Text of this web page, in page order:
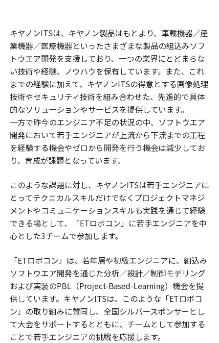
キヤノンITSは、キヤノン製品はもとより、車載機器／産
業機器／医療機器といったさまざまな製品の組込みソフ
トウエア開発を支援しており、一つの業界にとどまらな
い技術や経験、ノウハウを保有しています。また、これ
までの経験に加えて、キヤノンITSの得意とする画像処理
技術やセキュリティ技術を組み合わせた、先進的で具体
的なソリューションやサービスを提供しています。
一方で昨今のエンジニア不足の状況の中、ソフトウエア
開発において若手エンジニアが上流から下流までの工程
を経験する機会やゼロから開発を行う機会は減少してお
り、育成が課題となっています。
このような課題に対し、キヤノンITSは若手エンジニアに
とってテクニカルスキルだけでなくプロジェクトマネジ
メントやコミュニケーションスキルも実践を通じて経験
できる場として、「ETロボコン」に若手エンジニアを中
心とした3チームで参加します。
「ETロボコン」は、若年層や初級エンジニアに、組込み
ソフトウエア開発を通じた分析／設計／制御モデリング
および実装のPBL（Project-Based-Learning）機会を提
供しています。キヤノンITSは、このような「ETロボコ
ン」の取り組みに賛同し、全国シルバースポンサーとし
て大会をサポートするとともに、チームとして参加する
ことで若手エンジニアの挑戦を応援します。